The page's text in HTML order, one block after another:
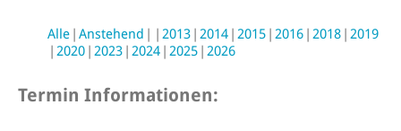
Alle Anstehend 2013 2014 2015 2016 2018 2019
2020 2023 2024 2025 2026
Termin Informationen: